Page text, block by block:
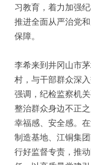
习教育，着力加强
推进全面从严治党
保障。
李希来到井冈山市
村，与干部群众深
强调，纪检监察机
整治群众身边不正
幸福感、安全感。
制造基地、江铜集
行好监督专责，推